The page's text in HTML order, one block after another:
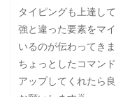
タイピングも上達し
強と違った要素をマ
いるのが伝わってきま
ちょっとしたコマン
アップしてくれたら